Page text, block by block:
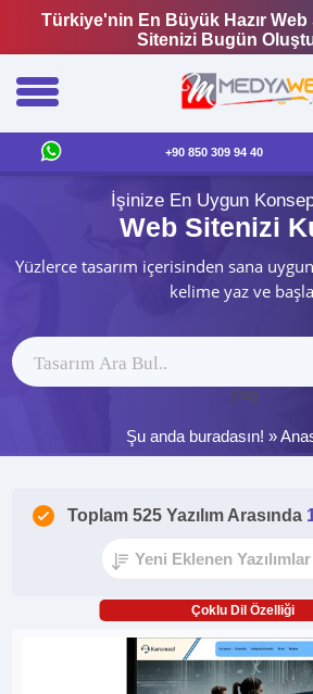
Türkiye'nin En Büyük Hazır Web
Sitenizi Bugün
+90 850 309 94 40
İşinize En Uygun
Web Sitenizi
Yüzlerce tasarım içerisinden sana
kelime yaz ve
ytag
Şu anda buradasın! »
Toplam 525 Yazılım Arasında
Çoklu Dil Özelliği